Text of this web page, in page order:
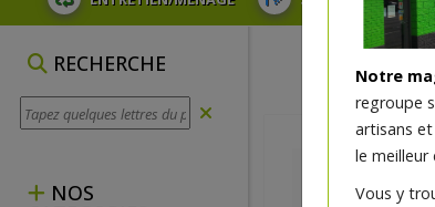
RECHERCHE
NOS
Notre
regroupe
artisans
le meilleur
Vous y